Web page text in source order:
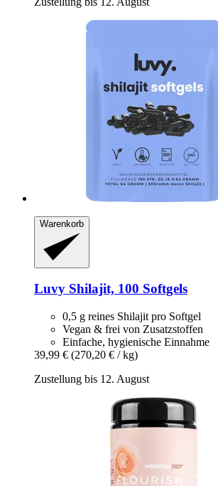
Warenkorb
Luvy Shilajit, 100 Softgels
0,5 g reines Shilajit pro Softgel
Vegan & frei von Zusatzstoffen
Einfache, hygienische Einnahme
39,99 € (270,20 € / kg)
Zustellung bis 12. August